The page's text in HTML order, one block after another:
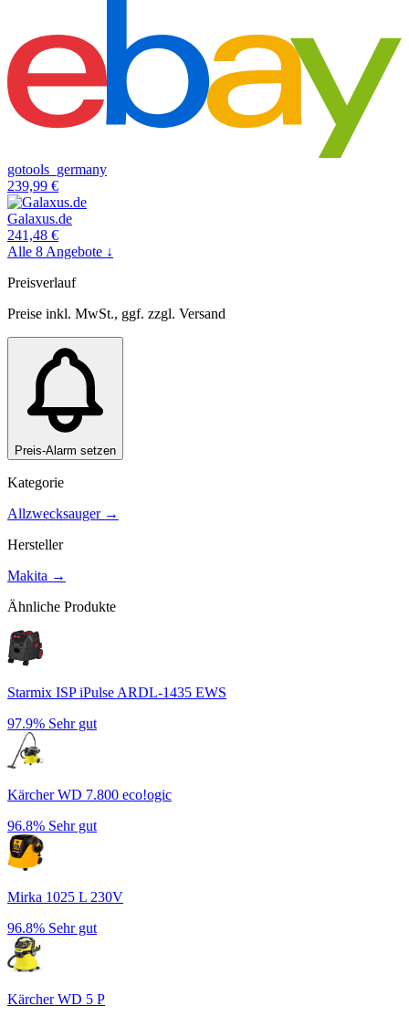
gotools_germany
239,99 €
Galaxus.de
241,48 €
Alle 8 Angebote ↓
Preisverlauf
Preise inkl. MwSt., ggf. zzgl. Versand
Preis-Alarm setzen
Kategorie
Allzwecksauger→
Hersteller
Makita →
Ähnliche Produkte
Starmix ISP iPulse ARDL-1435 EWS
97.9% Sehr gut
Kärcher WD 7.800 eco!ogic
96.8% Sehr gut
Mirka 1025 L 230V
96.8% Sehr gut
Kärcher WD 5 P